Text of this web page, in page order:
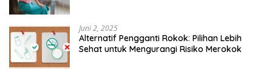
Juni 2, 2025
Alternatif Pengganti Rokok: Pilihan Lebih
Sehat untuk Mengurangi Risiko Merokok